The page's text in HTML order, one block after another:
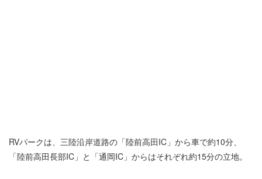
RVパークは、三陸沿岸道路の「陸前高田IC」から車で約10分、
「陸前高田長部IC」と「通岡IC」からはそれぞれ約15分の立地。